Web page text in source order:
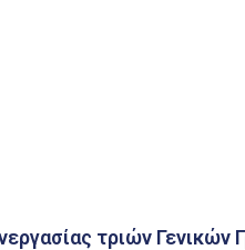
τριών Γενικών